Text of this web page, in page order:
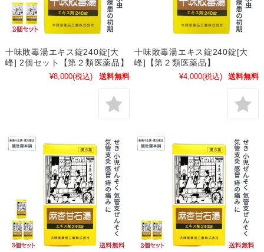
十味敗毒湯エキス錠240錠[大
峰] 2個セット【第２類医薬品】
¥8,000(税込) 送料無料
十味敗毒湯エキス錠240錠[大
峰]【第２類医薬品】
¥4,000(税込) 送料無料